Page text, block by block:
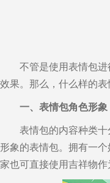
不管是使用表情包
效果。那么， 什么样的表
一、表情包角色形象
表情包的内容种类
形象的表情包。拥有一
家也可直接使用吉祥物